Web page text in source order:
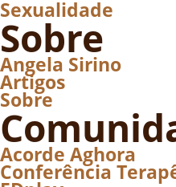
Sexualidade
Sobre
Angela Sirino
Artigos
Sobre
Acorde Aghora
Conferência